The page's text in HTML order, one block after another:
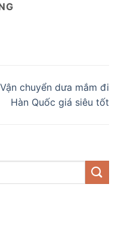
Vận chuyển dưa mắm đi
Hàn Quốc giá siêu tốt